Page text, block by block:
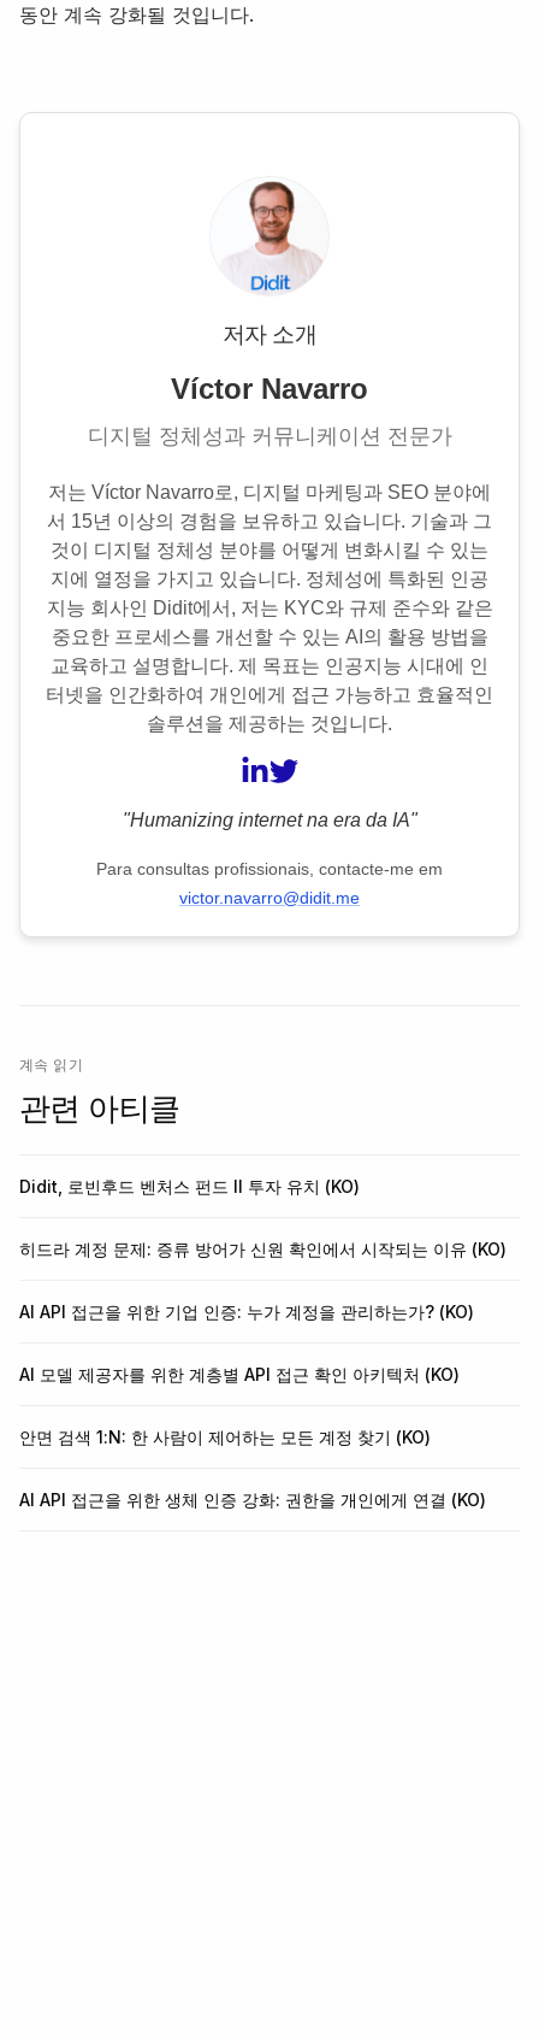
동안 계속 강화될 것입니다.
저자 소개
Víctor Navarro
디지털 정체성과 커뮤니케이션 전문가
저는 Víctor Navarro로, 디지털 마케팅과 SEO 분야에
서 15년 이상의 경험을 보유하고 있습니다. 기술과 그
것이 디지털 정체성 분야를 어떻게 변화시킬 수 있는
지에 열정을 가지고 있습니다. 정체성에 특화된 인공
지능 회사인 Didit에서, 저는 KYC와 규제 준수와 같은
중요한 프로세스를 개선할 수 있는 AI의 활용 방법을
교육하고 설명합니다. 제 목표는 인공지능 시대에 인
터넷을 인간화하여 개인에게 접근 가능하고 효율적인
솔루션을 제공하는 것입니다.
"Humanizing internet na era da IA"
Para consultas profissionais, contacte-me em
victor.navarro@didit.me
계속 읽기
관련 아티클
Didit, 로빈후드 벤처스 펀드 II 투자 유치 (KO)
히드라 계정 문제: 증류 방어가 신원 확인에서 시작되는 이유 (KO)
AI API 접근을 위한 기업 인증: 누가 계정을 관리하는가? (KO)
AI 모델 제공자를 위한 계층별 API 접근 확인 아키텍처 (KO)
안면 검색 1:N: 한 사람이 제어하는 모든 계정 찾기 (KO)
AI API 접근을 위한 생체 인증 강화: 권한을 개인에게 연결 (KO)